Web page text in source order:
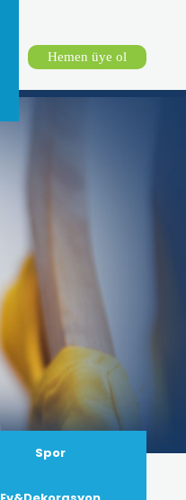
Hemen üye ol
Spor